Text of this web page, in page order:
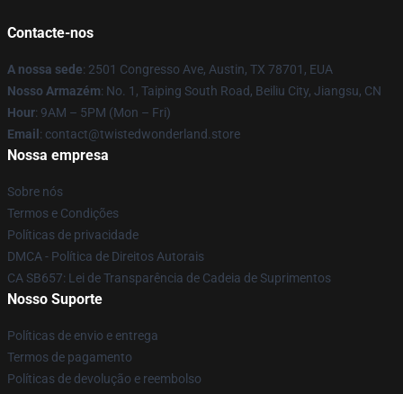
Contacte-nos
A nossa sede: 2501 Congresso Ave, Austin, TX 78701, EUA
Nosso Armazém: No. 1, Taiping South Road, Beiliu City, Jiangsu, CN
Hour: 9AM – 5PM (Mon – Fri)
Email : contact@twistedwonderland.store
Nossa empresa
Sobre nós
Termos e Condições
Políticas de privacidade
DMCA - Política de Direitos Autorais
CA SB657: Lei de Transparência de Cadeia de Suprimentos
Nosso Suporte
Políticas de envio e entrega
Termos de pagamento
Políticas de devolução e reembolso